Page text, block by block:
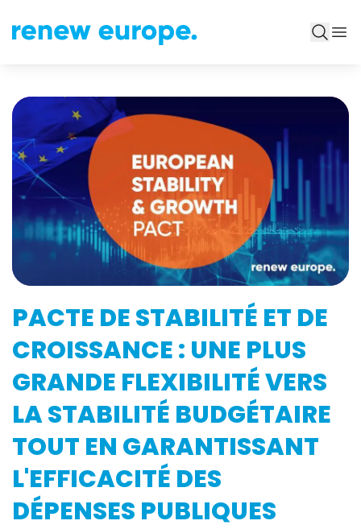
PACTE DE STABILITÉ ET DE
CROISSANCE : UNE PLUS
GRANDE FLEXIBILITÉ VERS
LA STABILITÉ BUDGÉTAIRE
TOUT EN GARANTISSANT
L'EFFICACITÉ DES
DÉPENSES PUBLIQUES